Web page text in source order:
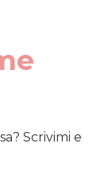
Scrivimi e